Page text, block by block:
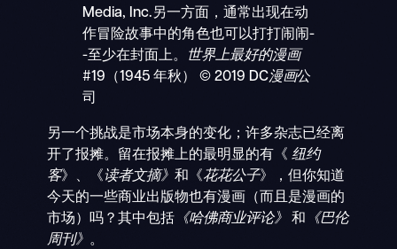
Media, Inc.另一方面，通常出现在动
作冒险故事中的角色也可以打打闹闹-
-至少在封面上。
世界上最好的漫画
#19（1945 年秋） © 2019 DC漫画公
司
另一个挑战是市场本身的变化；许多杂志已经离
开了报摊。留在报摊上的最明显的有《 纽约
客》、《读者文摘》 和《花花公子》，但你知道
今天的一些商业出版物也有漫画（而且是漫画的
市场）吗？其中包括《哈佛商业评论》 和
《巴伦
周刊》 。